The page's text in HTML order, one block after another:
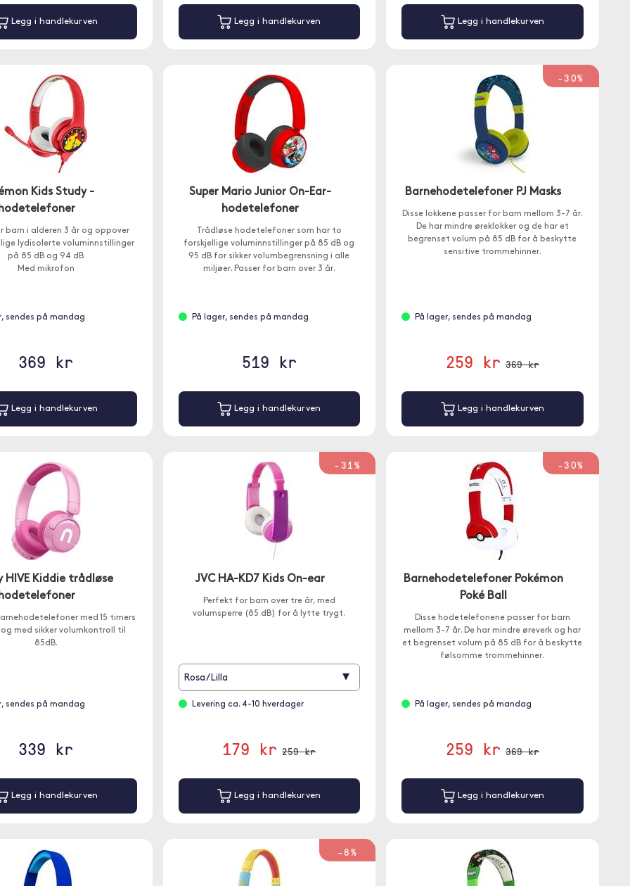
Legg i handlekurven Legg i handlekurven Legg i handlekurven
Kids Study -
barn i alderen 3 år og oppover
lydisolerte voluminnstillinger
på 85 dB og 94 dB
Med mikrofon
sendes på mandag
369 kr
Legg i handlekurven
Super Mario Junior On-Ear-
hodetelefoner
Trådløse hodetelefoner som har to
forskjellige voluminnstillinger på 85 dB og
95 dB for sikker volumbegrensning i alle
miljøer. Passer for barn over 3 år.
På lager, sendes på mandag
519 kr
Legg i handlekurven
-30%
Barnehodetelefoner PJ Masks
Disse lokkene passer for barn mellom 3-7 år.
De har mindre øreklokker og de har et
begrenset volum på 85 dB for å beskytte
sensitive trommehinner.
På lager, sendes på mandag
259 kr 369 kr
Legg i handlekurven
HIVE Kiddie trådløse
med 15 timers
med sikker volumkontroll til
85dB.
sendes på mandag
339 kr
Legg i handlekurven
-31%
JVC HA-KD7 Kids On-ear
Perfekt for barn over tre år, med
volumsperre (85 dB) for å lytte trygt.
Rosa/Lilla ▾
Levering ca. 4-10 hverdager
179 kr 259 kr
Legg i handlekurven
-30%
Barnehodetelefoner Pokémon
Poké Ball
Disse hodetelefonene passer for barn
mellom 3-7 år. De har mindre øreverk og har
et begrenset volum på 85 dB for å beskytte
følsomme trommehinner.
På lager, sendes på mandag
259 kr 369 kr
Legg i handlekurven
-8%